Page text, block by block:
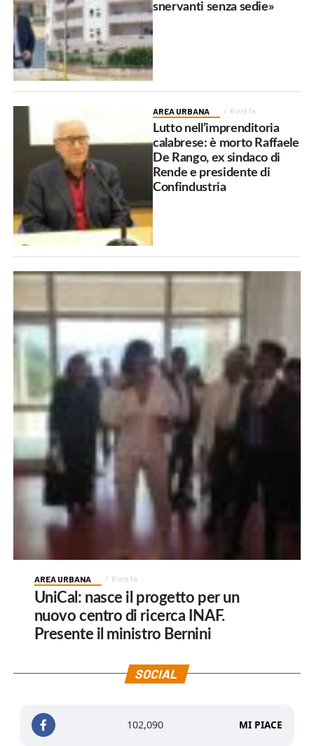
snervanti senza sedie»
AREA URBANA 6 ore fa
Lutto nell’imprenditoria
calabrese: è morto Raffaele
De Rango, ex sindaco di
Rende e presidente di
Confindustria
AREA URBANA 6 ore fa
UniCal: nasce il progetto per un
nuovo centro di ricerca INAF.
Presente il ministro Bernini
SOCIAL
102,090 MI PIACE